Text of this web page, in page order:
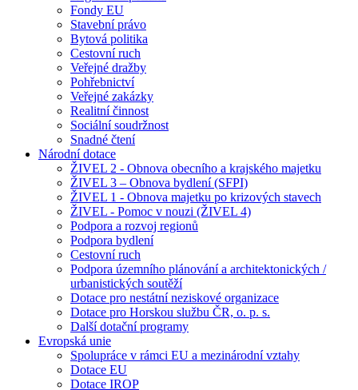
Fondy EU
Stavební právo
Bytová politika
Cestovní ruch
Veřejné dražby
Pohřebnictví
Veřejné zakázky
Realitní činnost
Sociální soudržnost
Snadné čtení
Národní dotace
ŽIVEL 2 - Obnova obecního a krajského majetku
ŽIVEL 3 – Obnova bydlení (SFPI)
ŽIVEL 1 - Obnova majetku po krizových stavech
ŽIVEL - Pomoc v nouzi (ŽIVEL 4)
Podpora a rozvoj regionů
Podpora bydlení
Cestovní ruch
Podpora územního plánování a architektonických /
urbanistických soutěží
Dotace pro nestátní neziskové organizace
Dotace pro Horskou službu ČR, o. p. s.
Další dotační programy
Evropská unie
Spolupráce v rámci EU a mezinárodní vztahy
Dotace EU
Dotace IROP